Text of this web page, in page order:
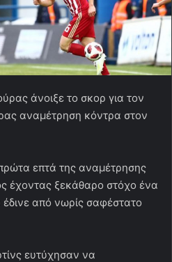
άνοιξε το σκορ για τον
αναμέτρηση κόντρα στον
επτά της αναμέτρησης
έχοντας ξεκάθαρο στόχο ένα
από νωρίς σαφέστατο
ευτύχησαν να